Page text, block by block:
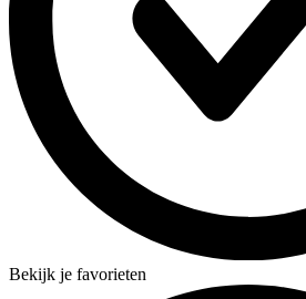
Bekijk je favorieten